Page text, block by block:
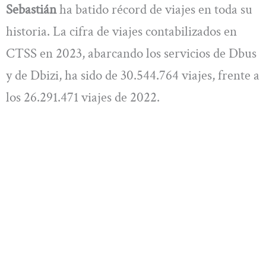
Sebastiánha batido récord de viajes en toda su
historia. La cifra de viajes contabilizados en
CTSS en 2023, abarcando los servicios de Dbus
y de Dbizi, ha sido de 30.544.764 viajes, frente a
los 26.291.471 viajes de 2022.